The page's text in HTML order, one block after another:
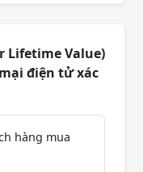
Lifetime Value)
điện tử xác
hàng mua